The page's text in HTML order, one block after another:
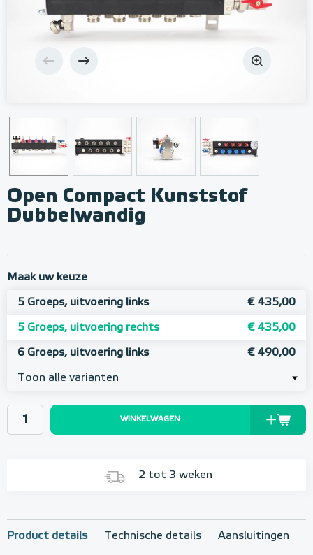
Open Compact Kunststof
Dubbelwandig
Maak uw keuze
5 Groeps, uitvoering links € 435,00
5 Groeps, uitvoering rechts € 435,00
6 Groeps, uitvoering links € 490,00
Toon alle varianten
WINKELWAGEN
2 tot 3 weken
Product details Technische details Aansluitingen